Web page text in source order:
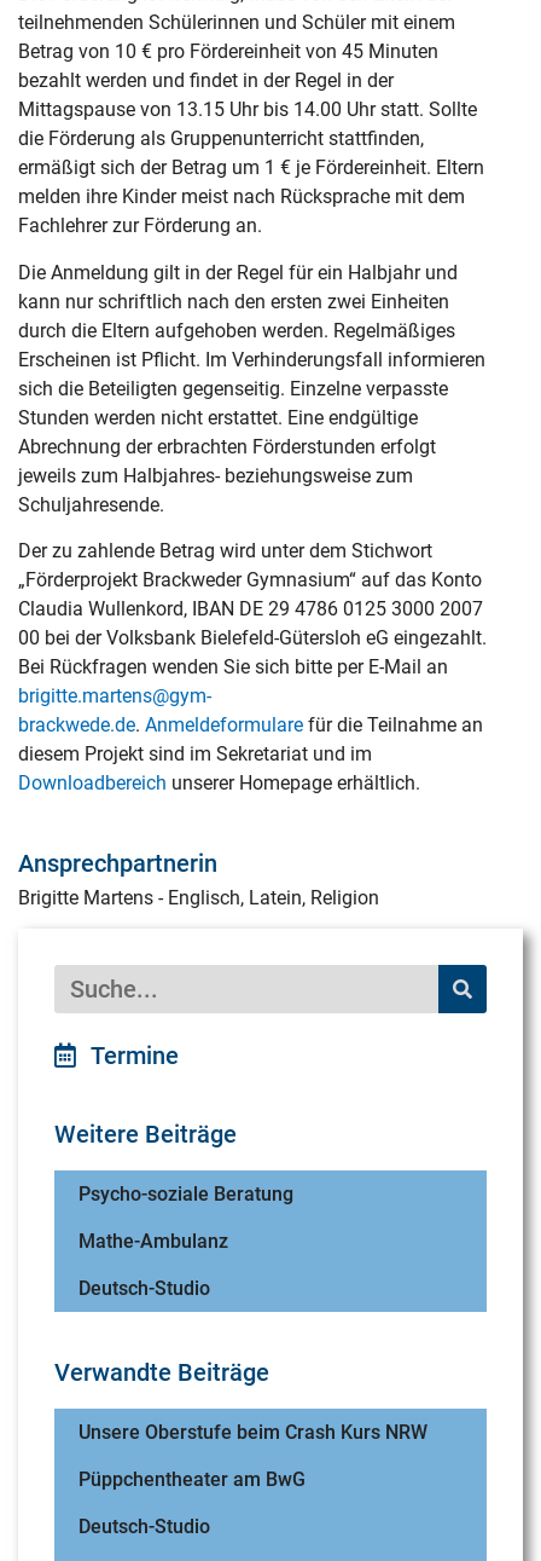
teilnehmenden Schülerinnen und Schüler mit einem
Betrag von 10 € pro Fördereinheit von 45 Minuten
bezahlt werden und findet in der Regel in der
Mittagspause von 13.15 Uhr bis 14.00 Uhr statt. Sollte
die Förderung als Gruppenunterricht stattfinden,
ermäßigt sich der Betrag um 1 € je Fördereinheit. Eltern
melden ihre Kinder meist nach Rücksprache mit dem
Fachlehrer zur Förderung an.
Die Anmeldung gilt in der Regel für ein Halbjahr und
kann nur schriftlich nach den ersten zwei Einheiten
durch die Eltern aufgehoben werden. Regelmäßiges
Erscheinen ist Pflicht. Im Verhinderungsfall informieren
sich die Beteiligten gegenseitig. Einzelne verpasste
Stunden werden nicht erstattet. Eine endgültige
Abrechnung der erbrachten Förderstunden erfolgt
jeweils zum Halbjahres- beziehungsweise zum
Schuljahresende.
Der zu zahlende Betrag wird unter dem Stichwort
„Förderprojekt Brackweder Gymnasium“ auf das Konto
Claudia Wullenkord, IBAN DE 29 4786 0125 3000 2007
00 bei der Volksbank Bielefeld-Gütersloh eG eingezahlt.
Bei Rückfragen wenden Sie sich bitte per E-Mail an
brigitte.martens@gym-
brackwede.de. Anmeldeformulare für die Teilnahme an
diesem Projekt sind im Sekretariat und im
Downloadbereich unserer Homepage erhältlich.
Ansprechpartnerin
Brigitte Martens - Englisch, Latein, Religion
Termine
Weitere Beiträge
Psycho-soziale Beratung
Mathe-Ambulanz
Deutsch-Studio
Verwandte Beiträge
Unsere Oberstufe beim Crash Kurs NRW
Püppchentheater am BwG
Deutsch-Studio